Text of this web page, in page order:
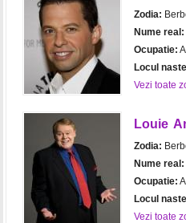
Zodia:
Nume real:
Ocupatie:
Locul
Vezi toate
Louie
Zodia:
Nume real:
Ocupatie:
Locul
Vezi toate